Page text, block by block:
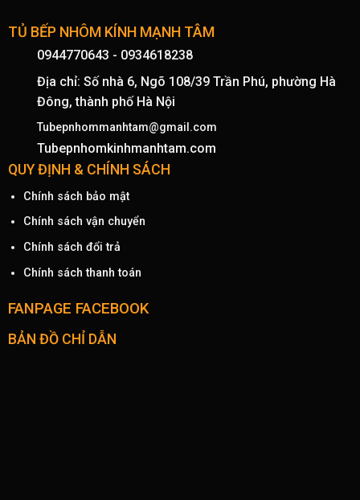
TỦ BẾP NHÔM KÍNH MẠNH TÂM
0944770643 - 0934618238
Địa chỉ: Số nhà 6, Ngõ 108/39 Trần Phú, phường Hà
Đông, thành phố Hà Nội
Tubepnhommanhtam@gmail.com
Tubepnhomkinhmanhtam.com
QUY ĐỊNH & CHÍNH SÁCH
Chính sách bảo mật
Chính sách vận chuyển
Chính sách đổi trả
Chính sách thanh toán
FANPAGE FACEBOOK
BẢN ĐỒ CHỈ DẪN